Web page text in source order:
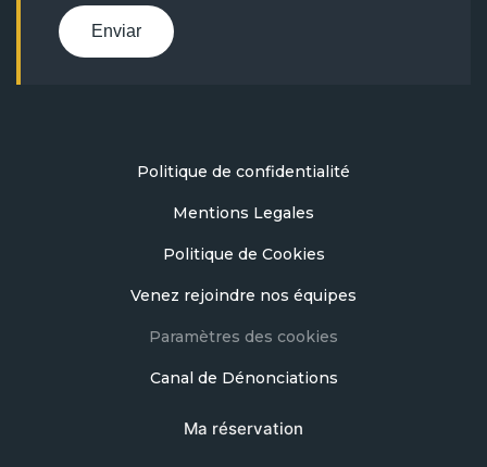
Enviar
Politique de confidentialité
Mentions Legales
Politique de Cookies
Venez rejoindre nos équipes
Paramètres des cookies
Canal de Dénonciations
Ma réservation